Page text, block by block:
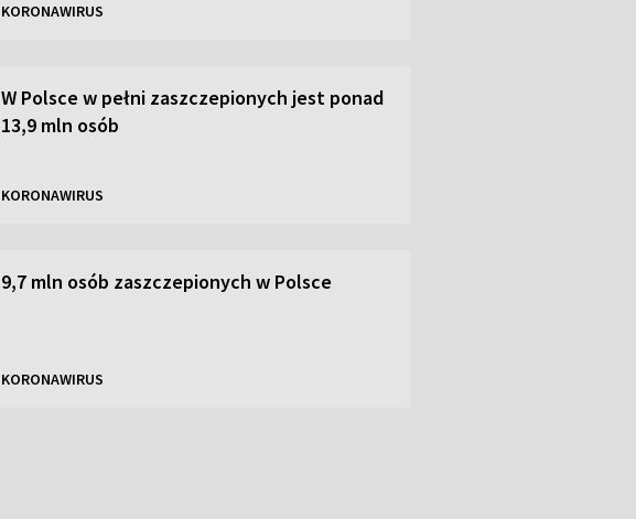
KORONAWIRUS
W Polsce w pełni zaszczepionych jest ponad
13,9 mln osób
KORONAWIRUS
9,7 mln osób zaszczepionych w Polsce
KORONAWIRUS